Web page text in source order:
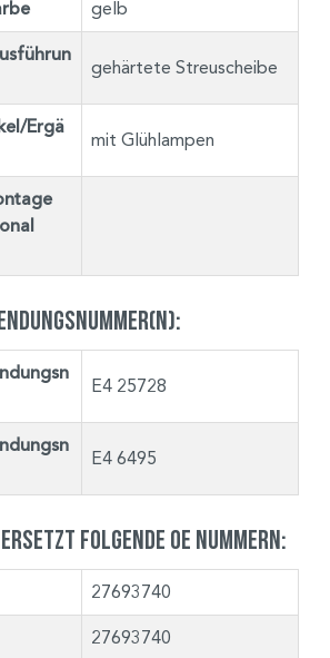
gelb
gehärtete Streuscheibe
Ergä
mit Glühlampen
E4 25728
E4 6495
folgende OE Nummern:
27693740
27693740